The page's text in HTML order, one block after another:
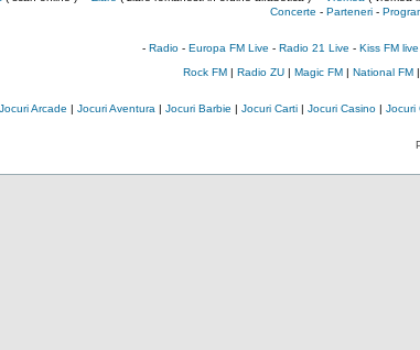
Concerte - Parteneri-
- Radio- Europa FM Live - Radio 21 Live - Kiss FM live
Rock FM| Radio ZU| Magic FM| National FM|
Jocuri Arcade | Jocuri Aventura | Jocuri Barbie | Jocuri Carti| Jocuri Casino| Jocuri